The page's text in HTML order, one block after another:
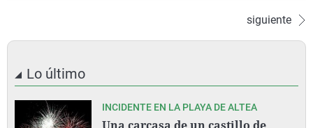
siguiente
Lo último
INCIDENTE EN LA PLAYA DE ALTEA